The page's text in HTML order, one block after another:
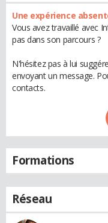
Une expérience
Vous avez travaillé avec
pas dans son parcours ?
N'hésitez pas à lui
envoyant un message.
contacts.
Formations
Réseau